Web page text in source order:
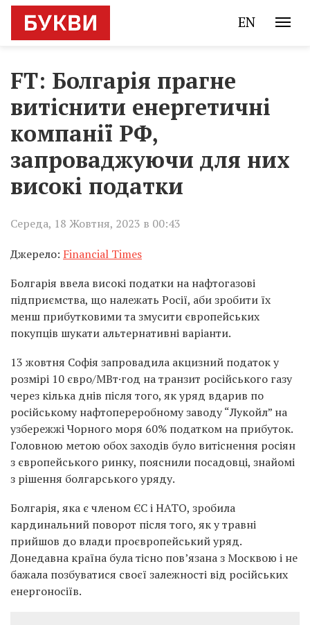
EN
FT: Болгарія прагне
витіснити енергетичні
компанії РФ,
запроваджуючи для них
високі податки
Середа, 18 Жовтня, 2023 в 00:43
Джерело: Financial Times
Болгарія ввела високі податки на нафтогазові
підприємства, що належать Росії, аби зробити їх
менш прибутковими та змусити європейських
покупців шукати альтернативні варіанти.
13 жовтня Софія запровадила акцизний податок у
розмірі 10 євро/МВт·год на транзит російського газу
через кілька днів після того, як уряд вдарив по
російському нафтопереробному заводу “Лукойл” на
узбережжі Чорного моря 60% податком на прибуток.
Головною метою обох заходів було витіснення росіян
з європейського ринку, пояснили посадовці, знайомі
з рішення болгарського уряду.
Болгарія, яка є членом ЄС і НАТО, зробила
кардинальний поворот після того, як у травні
прийшов до влади проєвропейський уряд.
Донедавна країна була тісно пов’язана з Москвою і не
бажала позбуватися своєї залежності від російських
енергоносіїв.